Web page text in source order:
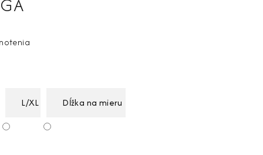
L/XL Dĺžka na mieru